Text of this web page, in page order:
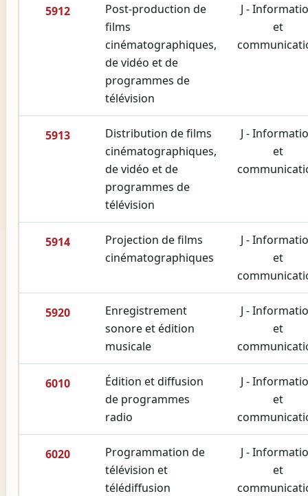
5912
Post-production de
films
cinématographiques,
de vidéo et de
programmes de
télévision
J -
et
5913
Distribution de films
cinématographiques,
de vidéo et de
programmes de
télévision
J -
et
5914
Projection de films
cinématographiques
J -
et
5920
Enregistrement
sonore et édition
musicale
J -
et
6010
Édition et diffusion
de programmes
radio
J -
et
6020
Programmation de
télévision et
télédiffusion
J -
et